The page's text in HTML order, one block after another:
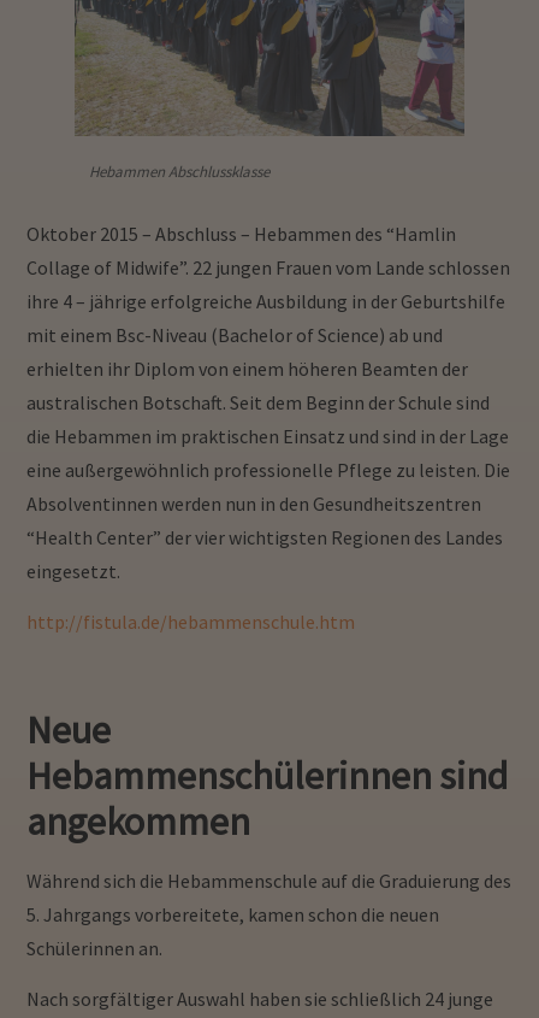
Hebammen Abschlussklasse
Oktober 2015 – Abschluss – Hebammen des “Hamlin
Collage of Midwife”. 22 jungen Frauen vom Lande schlossen
ihre 4 – jährige erfolgreiche Ausbildung in der Geburtshilfe
mit einem Bsc-Niveau (Bachelor of Science) ab und
erhielten ihr Diplom von einem höheren Beamten der
australischen Botschaft. Seit dem Beginn der Schule sind
die Hebammen im praktischen Einsatz und sind in der Lage
eine außergewöhnlich professionelle Pflege zu leisten. Die
Absolventinnen werden nun in den Gesundheitszentren
“Health Center” der vier wichtigsten Regionen des Landes
eingesetzt.
http://fistula.de/hebammenschule.htm
Neue
Hebammenschülerinnen sind
angekommen
Während sich die Hebammenschule auf die Graduierung des
5. Jahrgangs vorbereitete, kamen schon die neuen
Schülerinnen an.
Nach sorgfältiger Auswahl haben sie schließlich 24 junge